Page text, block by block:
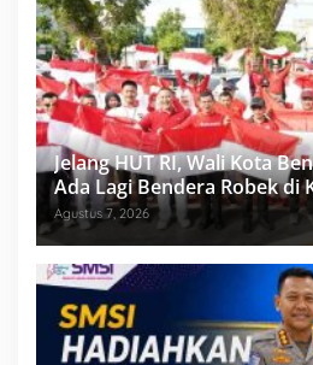
Jelang HUT RI, Wali Kota
Ada Lagi Bendera Robek di
Agustus 7, 2026